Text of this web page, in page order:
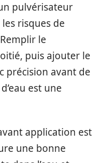
pulvérisateur
risques de
le
puis ajouter le
précision avant de
est une
application est
une bonne